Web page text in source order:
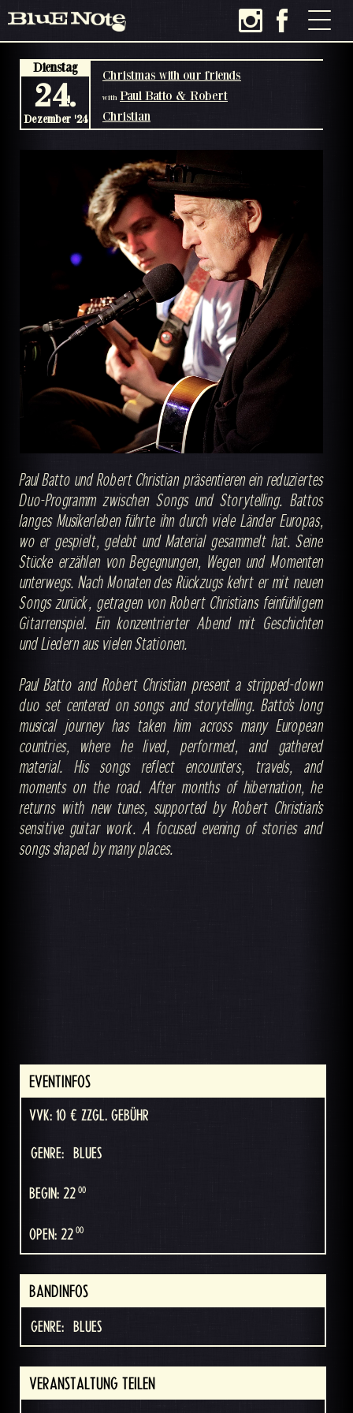
Christmas with our friends
with Paul Batto & Robert
Christian
Paul Batto und Robert Christian präsentieren ein reduziertes
Duo-Programm zwischen Songs und Storytelling. Battos
langes Musikerleben führte ihn durch viele Länder Europas,
wo er gespielt, gelebt und Material gesammelt hat. Seine
Stücke erzählen von Begegnungen, Wegen und Momenten
unterwegs. Nach Monaten des Rückzugs kehrt er mit neuen
Songs zurück, getragen von Robert Christians feinfühligem
Gitarrenspiel. Ein konzentrierter Abend mit Geschichten
und Liedern aus vielen Stationen.
Paul Batto and Robert Christian present a stripped-down
duo set centered on songs and storytelling. Batto’s long
musical journey has taken him across many European
countries, where he lived, performed, and gathered
material. His songs reflect encounters, travels, and
moments on the road. After months of hibernation, he
returns with new tunes, supported by Robert Christian’s
sensitive guitar work. A focused evening of stories and
songs shaped by many places.
Dienstag
24.
Dezember '24
EVENTINFOS
VVK: 10 € ZZGL. GEBÜHR
GENRE: BLUES
BEGIN: 22 00
OPEN: 22 00
BANDINFOS
GENRE: BLUES
VERANSTALTUNG TEILEN